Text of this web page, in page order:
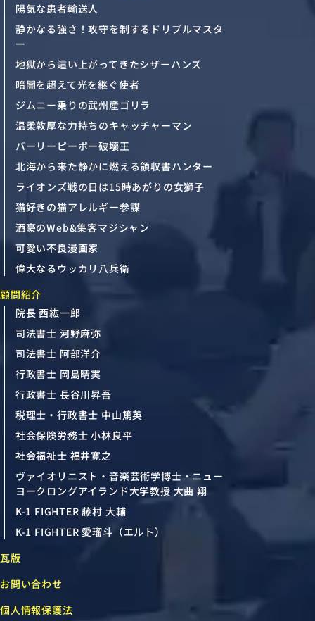
陽気な患者輸送人
静かなる強さ！攻守を制するドリブルマスタ
ー
地獄から這い上がってきたシザーハンズ
暗闇を超えて光を継ぐ使者
ジムニー乗りの武州産ゴリラ
温柔敦厚な力持ちのキャッチャーマン
パーリーピーポー破壊王
北海から来た静かに燃える領収書ハンター
ライオンズ戦の日は15時あがりの女獅子
猫好きの猫アレルギー参謀
酒豪のWeb&集客マジシャン
可愛い不良漫画家
偉大なるウッカリ八兵衛
顧問紹介
院長 西紘一郎
司法書士 河野麻弥
司法書士 阿部洋介
行政書士 岡島晴実
行政書士 長谷川昇吾
税理士・行政書士 中山篤英
社会保険労務士 小林良平
社会福祉士 福井寛之
ヴァイオリニスト・音楽芸術学博士・ニュー
ヨークロングアイランド大学教授 大曲 翔
K-1 FIGHTER 藤村 大輔
K-1 FIGHTER 愛瑠斗（エルト）
瓦版
お問い合わせ
個人情報保護法